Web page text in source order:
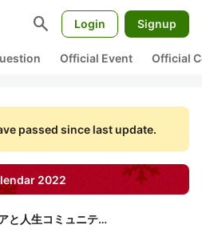
search Login Signup
Official Event Official
passed since last update.
2022
エンジニアと人生コミュニティ